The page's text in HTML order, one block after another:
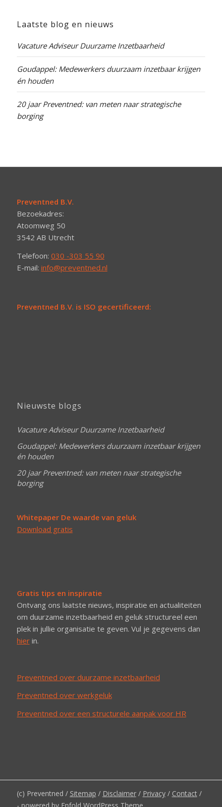
Laatste blog en nieuws
Vacature Adviseur Duurzame Inzetbaarheid
Goudappel: Medewerkers duurzaam inzetbaar krijgen
én houden
20 jaar Preventned: van meten naar strategische
borging
Preventned B.V.
Bezoekadres:
Atoomweg 50
3542 AB Utrecht
Telefoon: 030 -303 55 90
E-mail: info@preventned.nl
Preventned B.V. is ISO gecertificeerd:
Nieuwste blogs
Vacature Adviseur Duurzame Inzetbaarheid
Goudappel: Medewerkers duurzaam inzetbaar krijgen
én houden
20 jaar Preventned: van meten naar strategische
borging
Whitepaper De waarde van geluk
Download gratis
Gratis tips en inspiratie
Ontvang ons laatste nieuws, inspiratie en actualiteiten
om duurzame inzetbaarheid en geluk structureel een
plek in jullie organisatie te geven. Vul je gegevens dan
hierin.
Preventned over duurzame inzetbaarheid
Preventned over werkgeluk
Preventned over een structurele aanpak voor HR
(c) Preventned / Sitemap / Disclaimer/ Privacy/ Contact/